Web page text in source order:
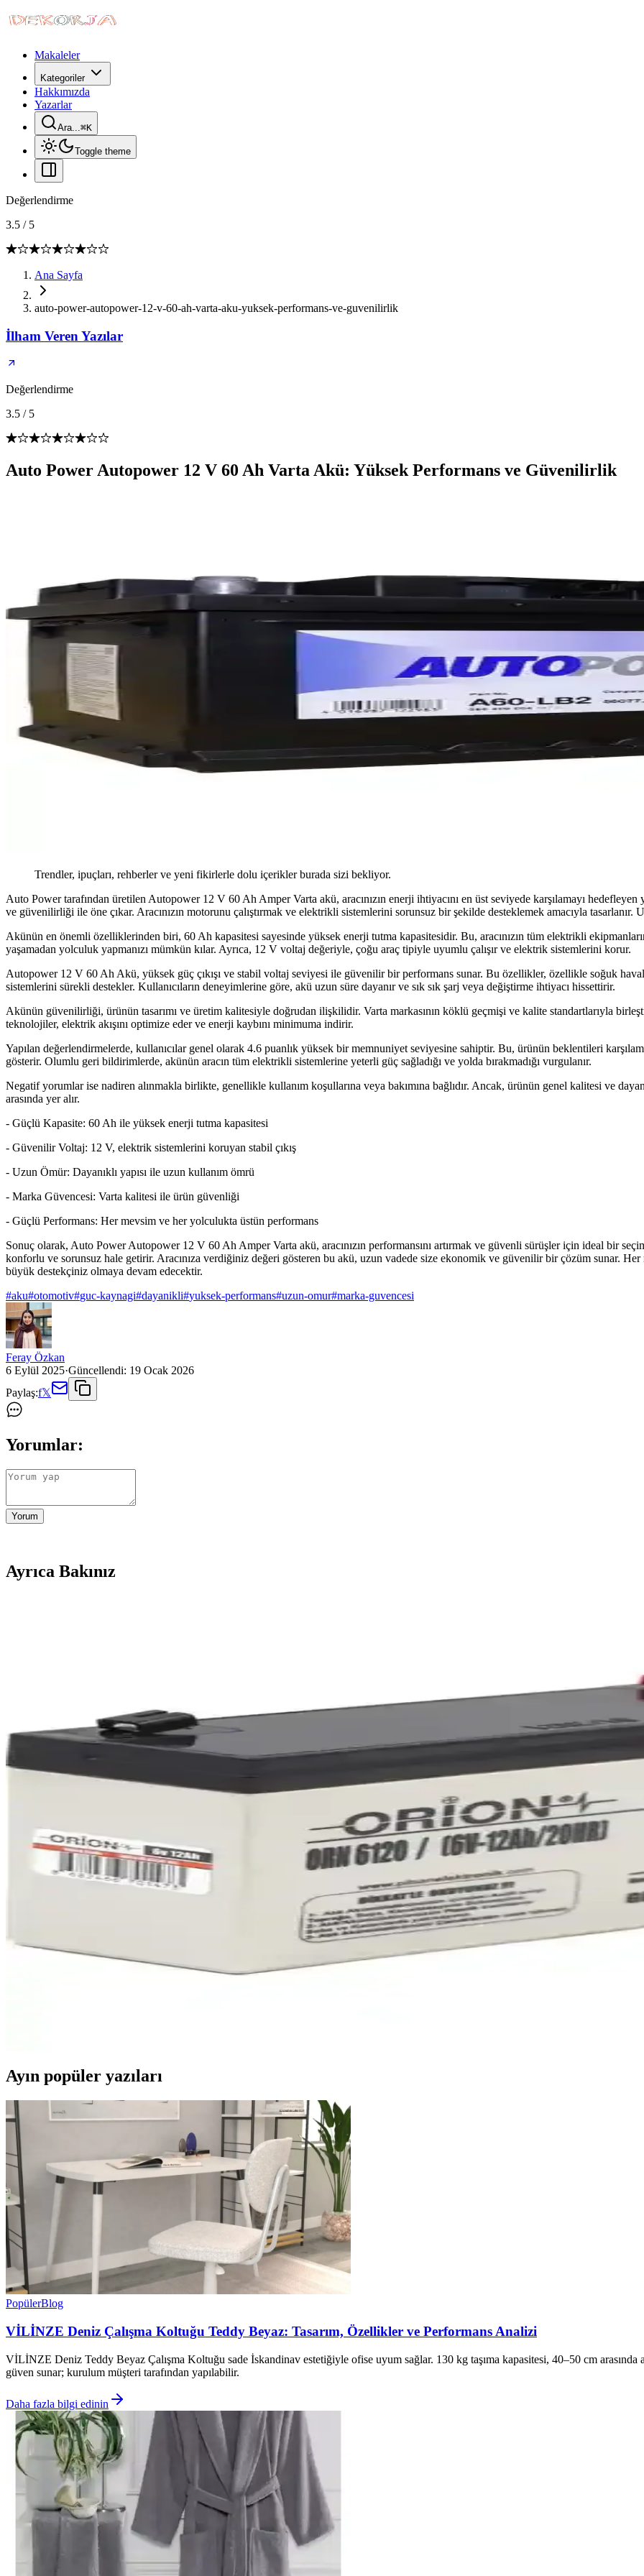
Makaleler
Kategoriler
Hakkımızda
Yazarlar
Ara...⌘K
Toggle theme
Değerlendirme
3.5 / 5
Ana Sayfa
auto-power-autopower-12-v-60-ah-varta-aku-yuksek-performans-ve-guvenilirlik
İlham Veren Yazılar
Değerlendirme
3.5 / 5
Auto Power Autopower 12 V 60 Ah Varta Akü: Yüksek Performans ve Güvenilirlik
Trendler, ipuçları, rehberler ve yeni fikirlerle dolu içerikler burada sizi bekliyor.
Auto Power tarafından üretilen Autopower 12 V 60 Ah Amper Varta akü, aracınızın enerji ihtiyacını en üst seviyede karşılamayı hedefleyen
ve güvenilirliği ile öne çıkar. Aracınızın motorunu çalıştırmak ve elektrikli sistemlerini sorunsuz bir şekilde desteklemek amacıyla tasarlanır.
Akünün en önemli özelliklerinden biri, 60 Ah kapasitesi sayesinde yüksek enerji tutma kapasitesidir. Bu, aracınızın tüm elektrikli
yaşamadan yolculuk yapmanızı mümkün kılar. Ayrıca, 12 V voltaj değeriyle, çoğu araç tipiyle uyumlu çalışır ve elektrik sistemlerini korur.
Autopower 12 V 60 Ah Akü, yüksek güç çıkışı ve stabil voltaj seviyesi ile güvenilir bir performans sunar. Bu özellikler, özellikle soğuk
sistemlerini sürekli destekler. Kullanıcıların deneyimlerine göre, akü uzun süre dayanır ve sık sık şarj veya değiştirme ihtiyacı hissettirir.
Akünün güvenilirliği, ürünün tasarımı ve üretim kalitesiyle doğrudan ilişkilidir. Varta markasının köklü geçmişi ve kalite standartlarıyla
teknolojiler, elektrik akışını optimize eder ve enerji kaybını minimuma indirir.
Yapılan değerlendirmelerde, kullanıcılar genel olarak 4.6 puanlık yüksek bir memnuniyet seviyesine sahiptir. Bu, ürünün beklentileri
gösterir. Olumlu geri bildirimlerde, akünün aracın tüm elektrikli sistemlerine yeterli güç sağladığı ve yolda bırakmadığı vurgulanır.
Negatif yorumlar ise nadiren alınmakla birlikte, genellikle kullanım koşullarına veya bakımına bağlıdır. Ancak, ürünün genel kalitesi ve
arasında yer alır.
- Güçlü Kapasite: 60 Ah ile yüksek enerji tutma kapasitesi
- Güvenilir Voltaj: 12 V, elektrik sistemlerini koruyan stabil çıkış
- Uzun Ömür: Dayanıklı yapısı ile uzun kullanım ömrü
- Marka Güvencesi: Varta kalitesi ile ürün güvenliği
- Güçlü Performans: Her mevsim ve her yolculukta üstün performans
Sonuç olarak, Auto Power Autopower 12 V 60 Ah Amper Varta akü, aracınızın performansını artırmak ve güvenli sürüşler için ideal bir
konforlu ve sorunsuz hale getirir. Aracınıza verdiğiniz değeri gösteren bu akü, uzun vadede size ekonomik ve güvenilir bir çözüm sunar. Her
büyük destekçiniz olmaya devam edecektir.
#aku#otomotiv#guc-kaynagi#dayanikli#yuksek-performans#uzun-omur#marka-guvencesi
Feray Özkan
6 Eylül 2025·Güncellendi: 19 Ocak 2026
Paylaş:f𝕏
Yorumlar:
Yorum
Ayrıca Bakınız
Lexron 12AH 12V AGM akü, yüksek performans, dayanıklılık ve kompakt tasarımıyla çeşitli sektörlerde güvenilir enerji sağlıyor.
Or-Tec Ortec Kuru Akü 6 V 7 Ah Güçlü ve Güvenilir Enerji Kaynağı
Or-Tec kuru akü 6 V 7 Ah modeli, çeşitli uygulamalarda kullanılabilen dayanıklı ve yüksek performanslı enerji kaynağıdır. Hafif ve kompakt
Orbus ve Pilsan 6V 12AH Aküleri Karşılaştırması: Performans ve Kullanım Farklılıkları
Bu makalede, Orbus ve Pilsan 6V 12AH akülerin teknik özellikleri, kullanım alanları ve kullanıcı yorumlarıyla performans karşılaştırması
Auto Power Autopower 12 V 60 Ah Varta Akü: Yüksek Performans ve Güvenilirlik
Auto Power 12 V 60 Ah Varta akü, yüksek enerji tutma kapasitesi ve dayanıklı yapısıyla aracınızın elektrik ihtiyacını karşılar, güvenilir ve
Orbus 6V 12AH Akü: Çocuklar ve Elektronik Uygulamaları İçin Güçlü ve Güvenilir
Orbus 6V 12AH akü, çocuk oyuncakları ve elektronik sistemler için yüksek performanslı, güvenilir ve uzun ömürlü enerji sağlar. Güçlü
Ttec 12V 7AH Bakımsız Kuru Akü: Güç ve Güvenilirlik Sunan Taşınabilir Enerji Çözümü
Ttec 12V 7AH Bakımsız kuru akü, bakım gerektirmeden yüksek performans ve taşınabilirlik sunar. UPS ve enerji depolama için ideal,
Ayın popüler yazıları
PopülerBlog
VİLİNZE Deniz Çalışma Koltuğu Teddy Beyaz: Tasarım, Özellikler ve Performans Analizi
VİLİNZE Deniz Teddy Beyaz Çalışma Koltuğu sade İskandinav estetiğiyle ofise uyum sağlar. 130 kg taşıma kapasitesi, 40–50 cm
güven sunar; kurulum müşteri tarafından yapılabilir.
Daha fazla bilgi edinin